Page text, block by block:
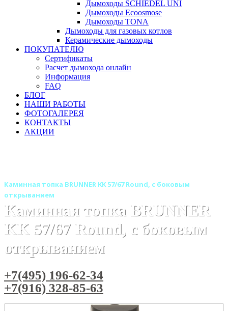
Дымоходы SCHIEDEL UNI
Дымоходы Ecoosmose
Дымоходы TONA
Дымоходы для газовых котлов
Керамические дымоходы
ПОКУПАТЕЛЮ
Сертификаты
Расчет дымохода онлайн
Информация
FAQ
БЛОГ
НАШИ РАБОТЫ
ФОТОГАЛЕРЕЯ
КОНТАКТЫ
АКЦИИ
Каминная топка BRUNNER KK 57/67 Round, с боковым
открыванием
Каминная топка BRUNNER
KK 57/67 Round, с боковым
открыванием
+7(495) 196-62-34
+7(916) 328-85-63